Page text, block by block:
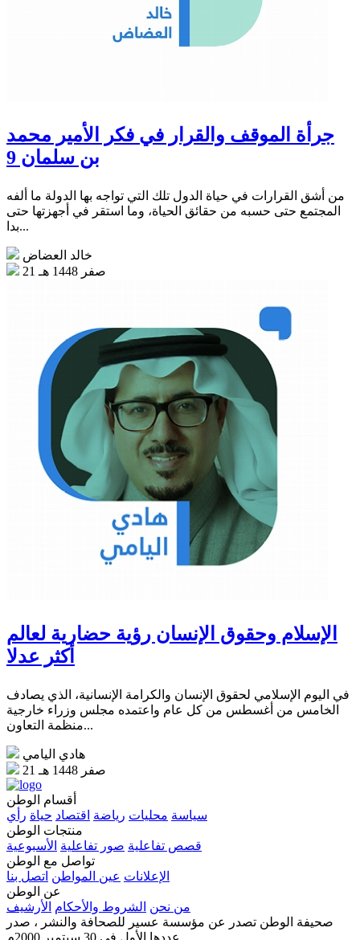
جرأة الموقف والقرار في فكر الأمير محمد
بن سلمان 9
من أشق القرارات في حياة الدول تلك التي تواجه بها الدولة ما ألفه
المجتمع حتى حسبه من حقائق الحياة، وما استقر في أجهزتها حتى
بدا...
خالد العضاض
21 صفر 1448 هـ
الإسلام وحقوق الإنسان رؤية حضارية لعالم
أكثر عدلا
في اليوم الإسلامي لحقوق الإنسان والكرامة الإنسانية، الذي يصادف
الخامس من أغسطس من كل عام واعتمده مجلس وزراء خارجية
منظمة التعاون...
هادي اليامي
21 صفر 1448 هـ
أقسام الوطن
سياسة محليات رياضة اقتصاد حياة رأي
منتجات الوطن
قصص تفاعلية صور تفاعلية الأسبوعية
تواصل مع الوطن
الإعلانات عين المواطن اتصل بنا
عن الوطن
من نحن الشروط والأحكام الأرشيف
صحيفة الوطن تصدر عن مؤسسة عسير للصحافة والنشر ، صدر
عددها الأول في 30 سبتمبر 2000م